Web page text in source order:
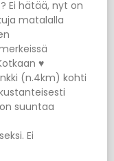
Ei hätää, nyt on
matalalla
♥
(n.4km) kohti
suuntaa
Ei